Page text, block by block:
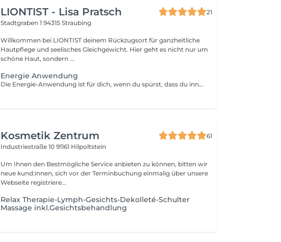
LIONTIST - Lisa Pratsch
21
Stadtgraben 194315 Straubing
Willkommen bei LIONTIST deinem Rückzugsort für ganzheitliche
Hautpflege und seelisches Gleichgewicht. Hier geht es nicht nur um
schöne Haut, sondern ...
Energie Anwendung
Die Energie-Anwendung ist für dich, wenn du spürst, dass du innerlich kaum noch zur Ruhe kommst und dein System ständig auf Anspannung läuft. Wenn dein Alltag dich fordert, deine Gedanken ununterbrochen kreisen und selbst Pausen sich nicht mehr erholsam anfühlen. Diese Arbeit unterstützt dich dabei, wieder sanft in deine eigene Balance zurückzufinden und dich innerlich sicherer, ruhiger und mehr bei dir zu fühlen. Viele Menschen erleben nach einer Energie-Anwendung ein Gefühl von Erleichterung, innerer Weite und einer tieferen Verbindung zum eigenen Körper. Die Energie-Anwendung schenkt dir einen Raum, in dem du nichts leisten musst, nichts erklären musst und einfach sein darfst damit dein Körper und dein Inneres wieder aufatmen können. Sie ist ebenso für dich, wenn du dich nach Ruhe, Abschalten und einer echten Auszeit vom Alltag sehnst und einfach etwas nur für dich und dein Körper tun möchtest.
Kosmetik Zentrum
61
Industriestraße 1091161 Hilpoltstein
Um Ihnen den Bestmögliche Service anbieten zu können, bitten wir
neue kund:innen, sich vor der Terminbuchung einmalig über unsere
Webseite registriere...
Relax Therapie-Lymph-Gesichts-Dekolleté-Schulter
Massage inkl.Gesichtsbehandlung